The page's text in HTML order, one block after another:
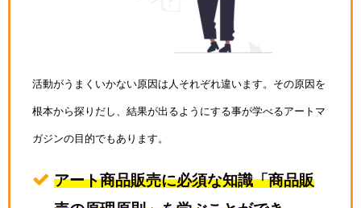
活動がうまくいかない原因は人それぞれ違います。その原因を
根本から探りだし、結果が出るようにする事が学べるアートマ
ガジンの目的でもあります。
アート商品販売に必須な知識「商品販